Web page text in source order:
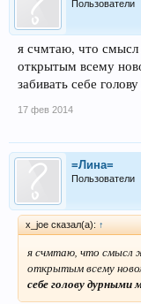
Пользователи
я счмтаю, что
открытым всему
забивать себе
17 фев 2014
=Лина=
Пользователи
x_joe сказал(а): ↑
я счмтаю, что смысл
открытым всему
себе голову дурными